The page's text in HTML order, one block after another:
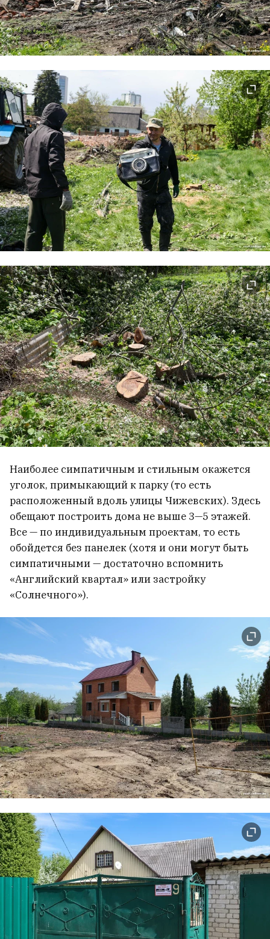
Наиболее симпатичным и стильным окажется
уголок, примыкающий к парку (то есть
расположенный вдоль улицы Чижевских). Здесь
обещают построить дома не выше 3—5 этажей.
Все — по индивидуальным проектам, то есть
обойдется без панелек (хотя и они могут быть
симпатичными — достаточно вспомнить
«Английский квартал» или застройку
«Солнечного»).